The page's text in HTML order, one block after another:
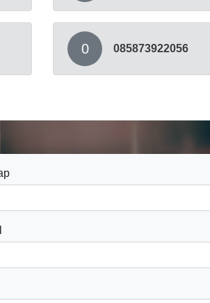
0 085873922056